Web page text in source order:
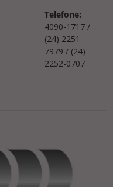
Telefone:
4090-1717 /
(24) 2251-
7979 / (24)
2252-0707